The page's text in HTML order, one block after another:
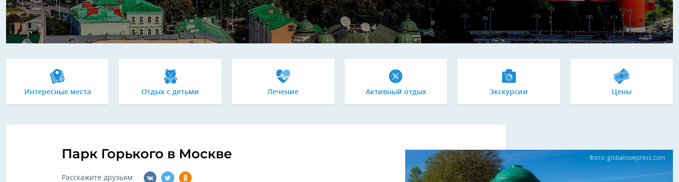
Интересные места Отдых с детьми Лечение Активный отдых Экскурсии Цены
Парк Горького в Москве
Расскажите друзьям:
Фото: globallookpress.com